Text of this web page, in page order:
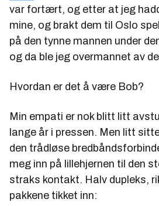
var fortært, og etter at jeg
mine, og brakt dem til Oslo
på den tynne mannen under
og da ble jeg overmannet av
Hvordan er det å være Bob?
Min empati er nok blitt litt
lange år i pressen. Men litt
den trådløse
meg inn på lillehjernen til den
straks kontakt. Halv dupleks,
pakkene tikket inn: